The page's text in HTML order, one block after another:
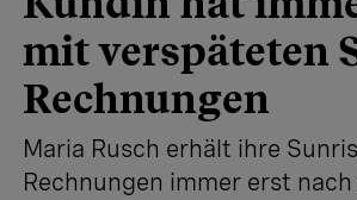
mit verspäteten
Rechnungen
Maria Rusch erhält ihre
Rechnungen immer erst nach